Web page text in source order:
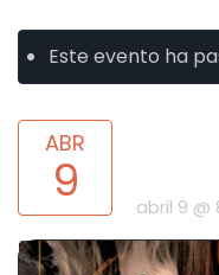
Este evento ha
ABR
9 abril 9 @